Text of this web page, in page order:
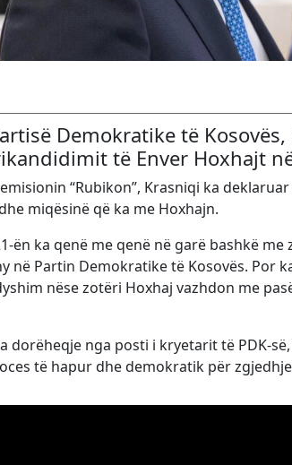
Demokratike të
të Enver Hoxhajt
“Rubikon”, Krasniqi ka
miqësinë që ka me Hoxhajn.
ën ka qenë me qenë në garë bashkë
në Partin Demokratike të Kosovës. Por
nëse zotëri Hoxhaj vazhdon me
dorëheqje nga posti i kryetarit të PDK-
të hapur dhe demokratik për